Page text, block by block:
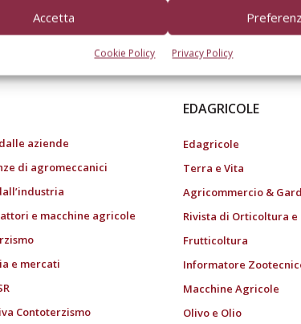
Accetta
Cookie Policy Privacy Policy
dell’agricoltura
aziende
di agromeccanici
e macchine agricole
e mercati
Contoterzismo
EDAGRICOLE
Edagricole
Terra e Vita
Agricommercio &
Rivista di Orticoltura
Frutticoltura
Informatore
Macchine Agricole
Olivo e Olio